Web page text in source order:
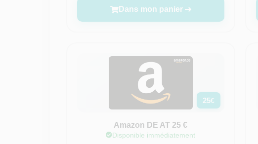
Dans mon panier
25€
Amazon DE AT 25 €
Disponible immédiatement